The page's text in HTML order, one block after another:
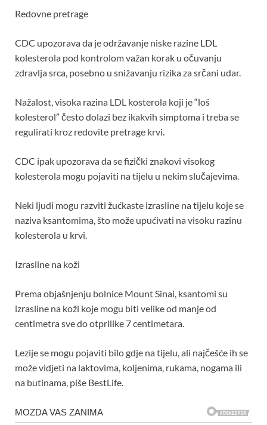
Redovne pretrage
CDC upozorava da je održavanje niske razine LDL
kolesterola pod kontrolom važan korak u očuvanju
zdravlja srca, posebno u snižavanju rizika za srčani udar.
Nažalost, visoka razina LDL kosterola koji je “loš
kolesterol” često dolazi bez ikakvih simptoma i treba se
regulirati kroz redovite pretrage krvi.
CDC ipak upozorava da se fizički znakovi visokog
kolesterola mogu pojaviti na tijelu u nekim slučajevima.
Neki ljudi mogu razviti žućkaste izrasline na tijelu koje se
naziva ksantomima, što može upućivati na visoku razinu
kolesterola u krvi.
Izrasline na koži
Prema objašnjenju bolnice Mount Sinai, ksantomi su
izrasline na koži koje mogu biti velike od manje od
centimetra sve do otprilike 7 centimetara.
Lezije se mogu pojaviti bilo gdje na tijelu, ali najčešće ih se
može vidjeti na laktovima, koljenima, rukama, nogama ili
na butinama, piše BestLife.